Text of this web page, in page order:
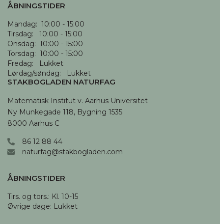
ÅBNINGSTIDER
Mandag:  10:00 - 15:00
Tirsdag:   10:00 - 15:00
Onsdag:  10:00 - 15:00
Torsdag:  10:00 - 15:00
Fredag:   Lukket
Lørdag/søndag:   Lukket
STAKBOGLADEN NATURFAG
Matematisk Institut v. Aarhus Universitet
Ny Munkegade 118, Bygning 1535
8000 Aarhus C
86 12 88 44
naturfag@stakbogladen.com
ÅBNINGSTIDER
Tirs. og tors.: Kl. 10-15
Øvrige dage: Lukket